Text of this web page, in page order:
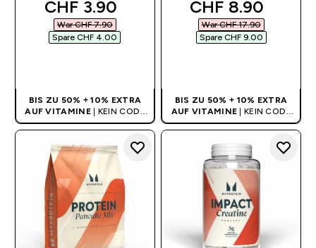
discounted price
CHF 3.90‎
War CHF 7.90‎
Spare CHF 4.00‎
BIS ZU 50% + 10% EXTRA
AUF VITAMINE
| KEIN CODE
BENÖTIGT
discounted
CHF 8.90‎
War CHF 17.90‎
Spare CHF 9.00‎
BIS ZU 50% + 10% EXTRA
AUF VITAMINE
| KEIN CODE
BENÖTIGT